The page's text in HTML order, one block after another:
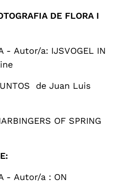
DE FLORA I
- Autor/a: IJSVOGEL IN
de Juan Luis
OF SPRING
- Autor/a : ON